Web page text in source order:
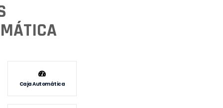
Caja Automática